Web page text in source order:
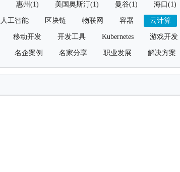
惠州(1) 美国奥斯汀(1) 曼谷(1) 海口(1)
人工智能 区块链 物联网 容器 云计算
移动开发 开发工具 Kubernetes 游戏开发
名企案例 名家分享 职业发展 解决方案